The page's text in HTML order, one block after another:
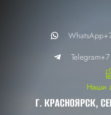
Наши
Г. КРАСНОЯРСК,